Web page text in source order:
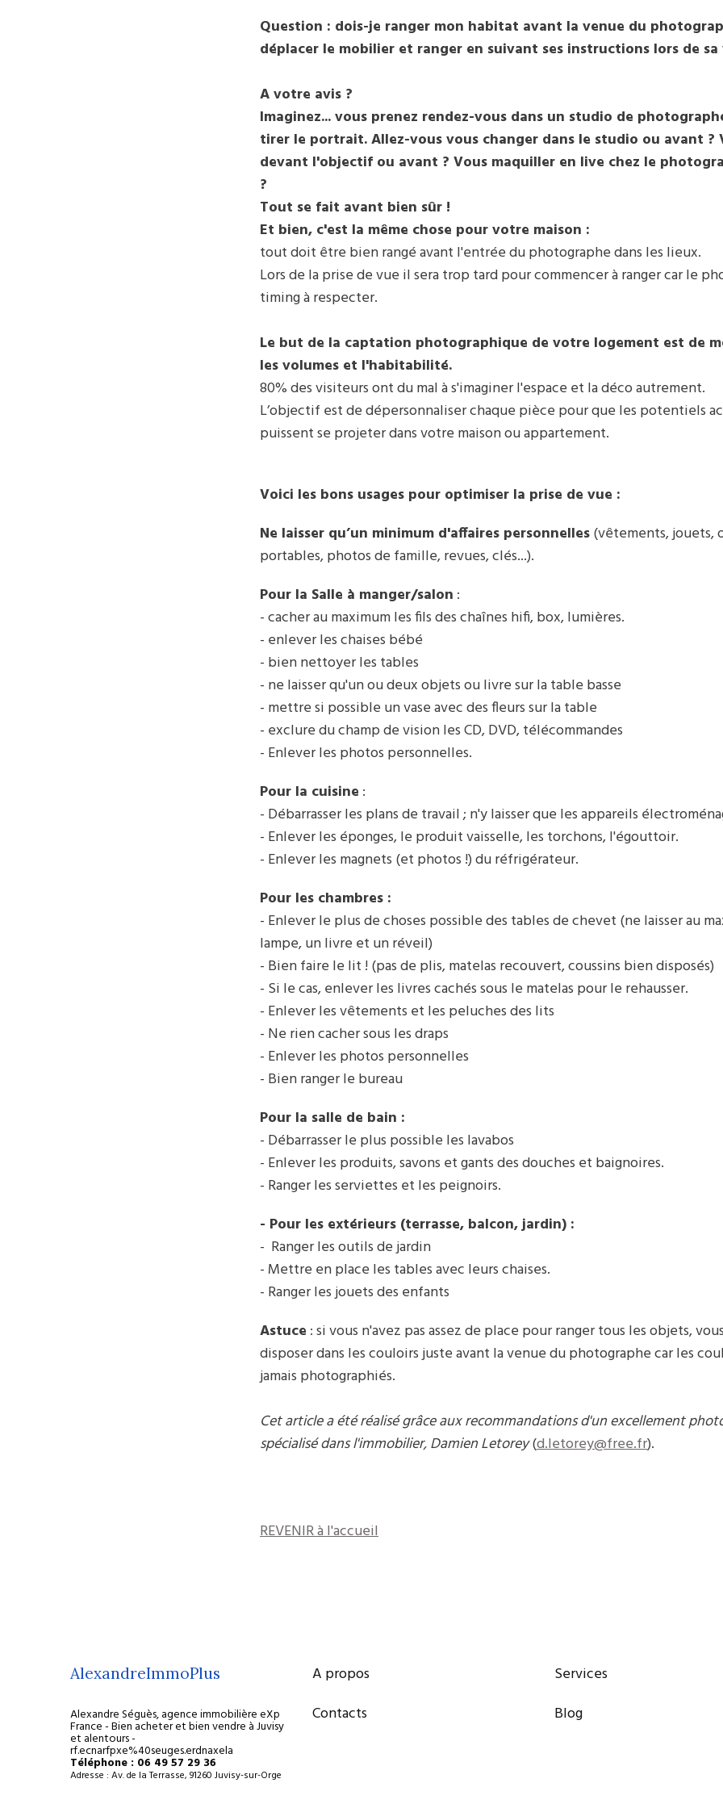
Question : dois-je ranger mon habitat avant la venue du
déplacer le mobilier et ranger en suivant ses instructions lors de sa
A votre avis ?
Imaginez... vous prenez rendez-vous dans un studio de
tirer le portrait. Allez-vous vous changer dans le studio ou avant ?
devant l'objectif ou avant ? Vous maquiller en live chez le
?
Tout se fait avant bien sûr !
Et bien, c'est la même chose pour votre maison :
tout doit être bien rangé avant l'entrée du photographe dans les lieux.
Lors de la prise de vue il sera trop tard pour commencer à ranger car le
timing à respecter.
Le but de la captation photographique de votre logement est de
les volumes et l'habitabilité.
80% des visiteurs ont du mal à s'imaginer l'espace et la déco autrement.
L’objectif est de dépersonnaliser chaque pièce pour que les potentiels
puissent se projeter dans votre maison ou appartement.
Voici les bons usages pour optimiser la prise de vue :
Ne laisser qu’un minimum d'affaires personnelles(vêtements, jouets,
portables, photos de famille, revues, clés...).
Pour la Salle à manger/salon :
- cacher au maximum les fils des chaînes hifi, box, lumières.
- enlever les chaises bébé
- bien nettoyer les tables
- ne laisser qu'un ou deux objets ou livre sur la table basse
- mettre si possible un vase avec des fleurs sur la table
- exclure du champ de vision les CD, DVD, télécommandes
- Enlever les photos personnelles.
Pour la cuisine :
- Débarrasser les plans de travail ; n'y laisser que les appareils
- Enlever les éponges, le produit vaisselle, les torchons, l'égouttoir.
- Enlever les magnets (et photos !) du réfrigérateur.
Pour les chambres :
- Enlever le plus de choses possible des tables de chevet (ne laisser au
lampe, un livre et un réveil)
- Bien faire le lit ! (pas de plis, matelas recouvert, coussins bien disposés)
- Si le cas, enlever les livres cachés sous le matelas pour le rehausser.
- Enlever les vêtements et les peluches des lits
- Ne rien cacher sous les draps
- Enlever les photos personnelles
- Bien ranger le bureau
Pour la salle de bain :
- Débarrasser le plus possible les lavabos
- Enlever les produits, savons et gants des douches et baignoires.
- Ranger les serviettes et les peignoirs.
- Pour les extérieurs (terrasse, balcon, jardin) :
- Ranger les outils de jardin
- Mettre en place les tables avec leurs chaises.
- Ranger les jouets des enfants
Astuce : si vous n'avez pas assez de place pour ranger tous les objets,
disposer dans les couloirs juste avant la venue du photographe car les
jamais photographiés.
Cet article a été réalisé grâce aux recommandations d'un excellement
spécialisé dans l'immobilier, Damien Letorey(d.letorey@free.fr).
REVENIR à l'accueil
AlexandreImmoPlus
Alexandre Séguès, agence immobilière eXp
France - Bien acheter et bien vendre à Juvisy
et alentours -
rf.ecnarfpxe%40seuges.erdnaxela
Téléphone : 06 49 57 29 36
Adresse : Av. de la Terrasse, 91260 Juvisy-sur-Orge
A propos
Contacts
Services
Blog